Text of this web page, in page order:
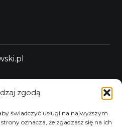
zgodą
świadczyć usługi na najwyższym
oznacza, że zgadzasz się na ich